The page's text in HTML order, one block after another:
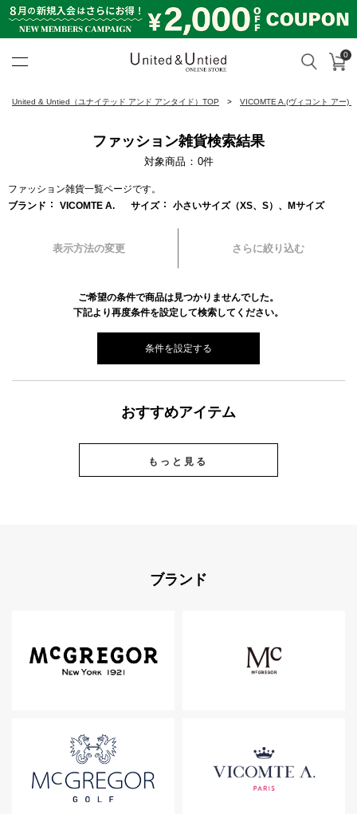
検索 カ
0
United & Untied（ユナイテッド アンド アンタイド）TOP VICOMTE A.(ヴィコント アー)
ファッション雑貨検索結果
対象商品 0件
ファッション雑貨一覧ページです。
ブランド
VICOMTE A. サイズ 小さいサイズ（XS、S）、Mサイズ
表示方法の変更 さらに絞り込む
ご希望の条件で商品は見つかりませんでした。
下記より再度条件を設定して検索してください。
条件を設定する
おすすめアイテム
もっと見る
ブランド